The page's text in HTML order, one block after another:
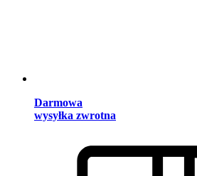
Darmowa
wysyłka zwrotna